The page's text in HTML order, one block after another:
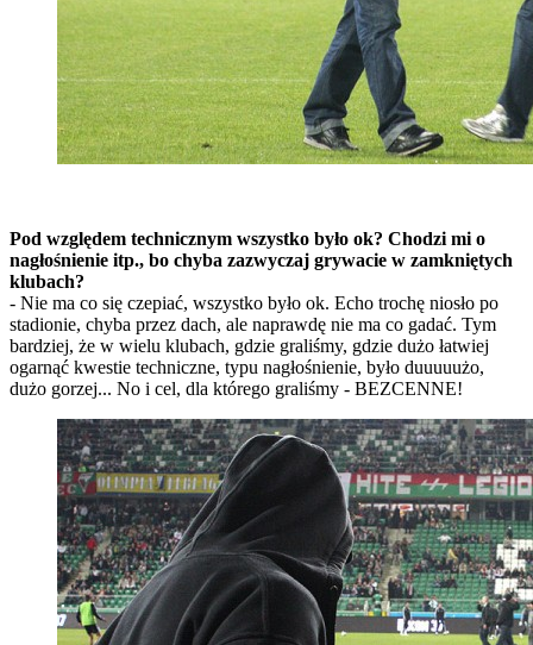
Pod względem technicznym wszystko było ok? Chodzi mi o
nagłośnienie itp., bo chyba zazwyczaj grywacie w zamkniętych
klubach?
- Nie ma co się czepiać, wszystko było ok. Echo trochę niosło po
stadionie, chyba przez dach, ale naprawdę nie ma co gadać. Tym
bardziej, że w wielu klubach, gdzie graliśmy, gdzie dużo łatwiej
ogarnąć kwestie techniczne, typu nagłośnienie, było duuuuużo,
dużo gorzej... No i cel, dla którego graliśmy - BEZCENNE!